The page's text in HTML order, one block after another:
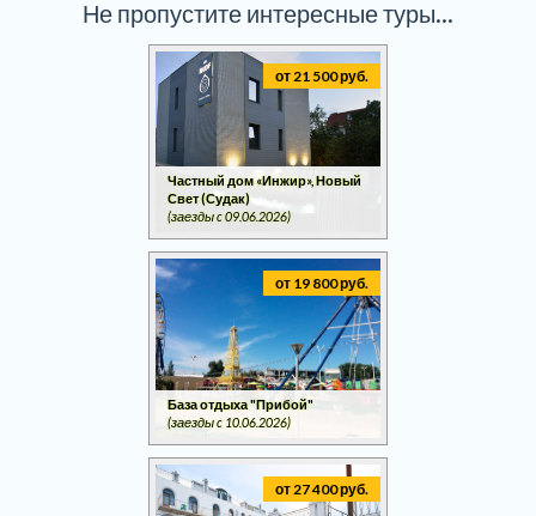
Не пропустите интересные туры...
от 21 500 руб.
Частный дом «Инжир», Новый
Свет (Судак)
(заезды c 09.06.2026)
от 19 800 руб.
База отдыха "Прибой"
(заезды c 10.06.2026)
от 27 400 руб.